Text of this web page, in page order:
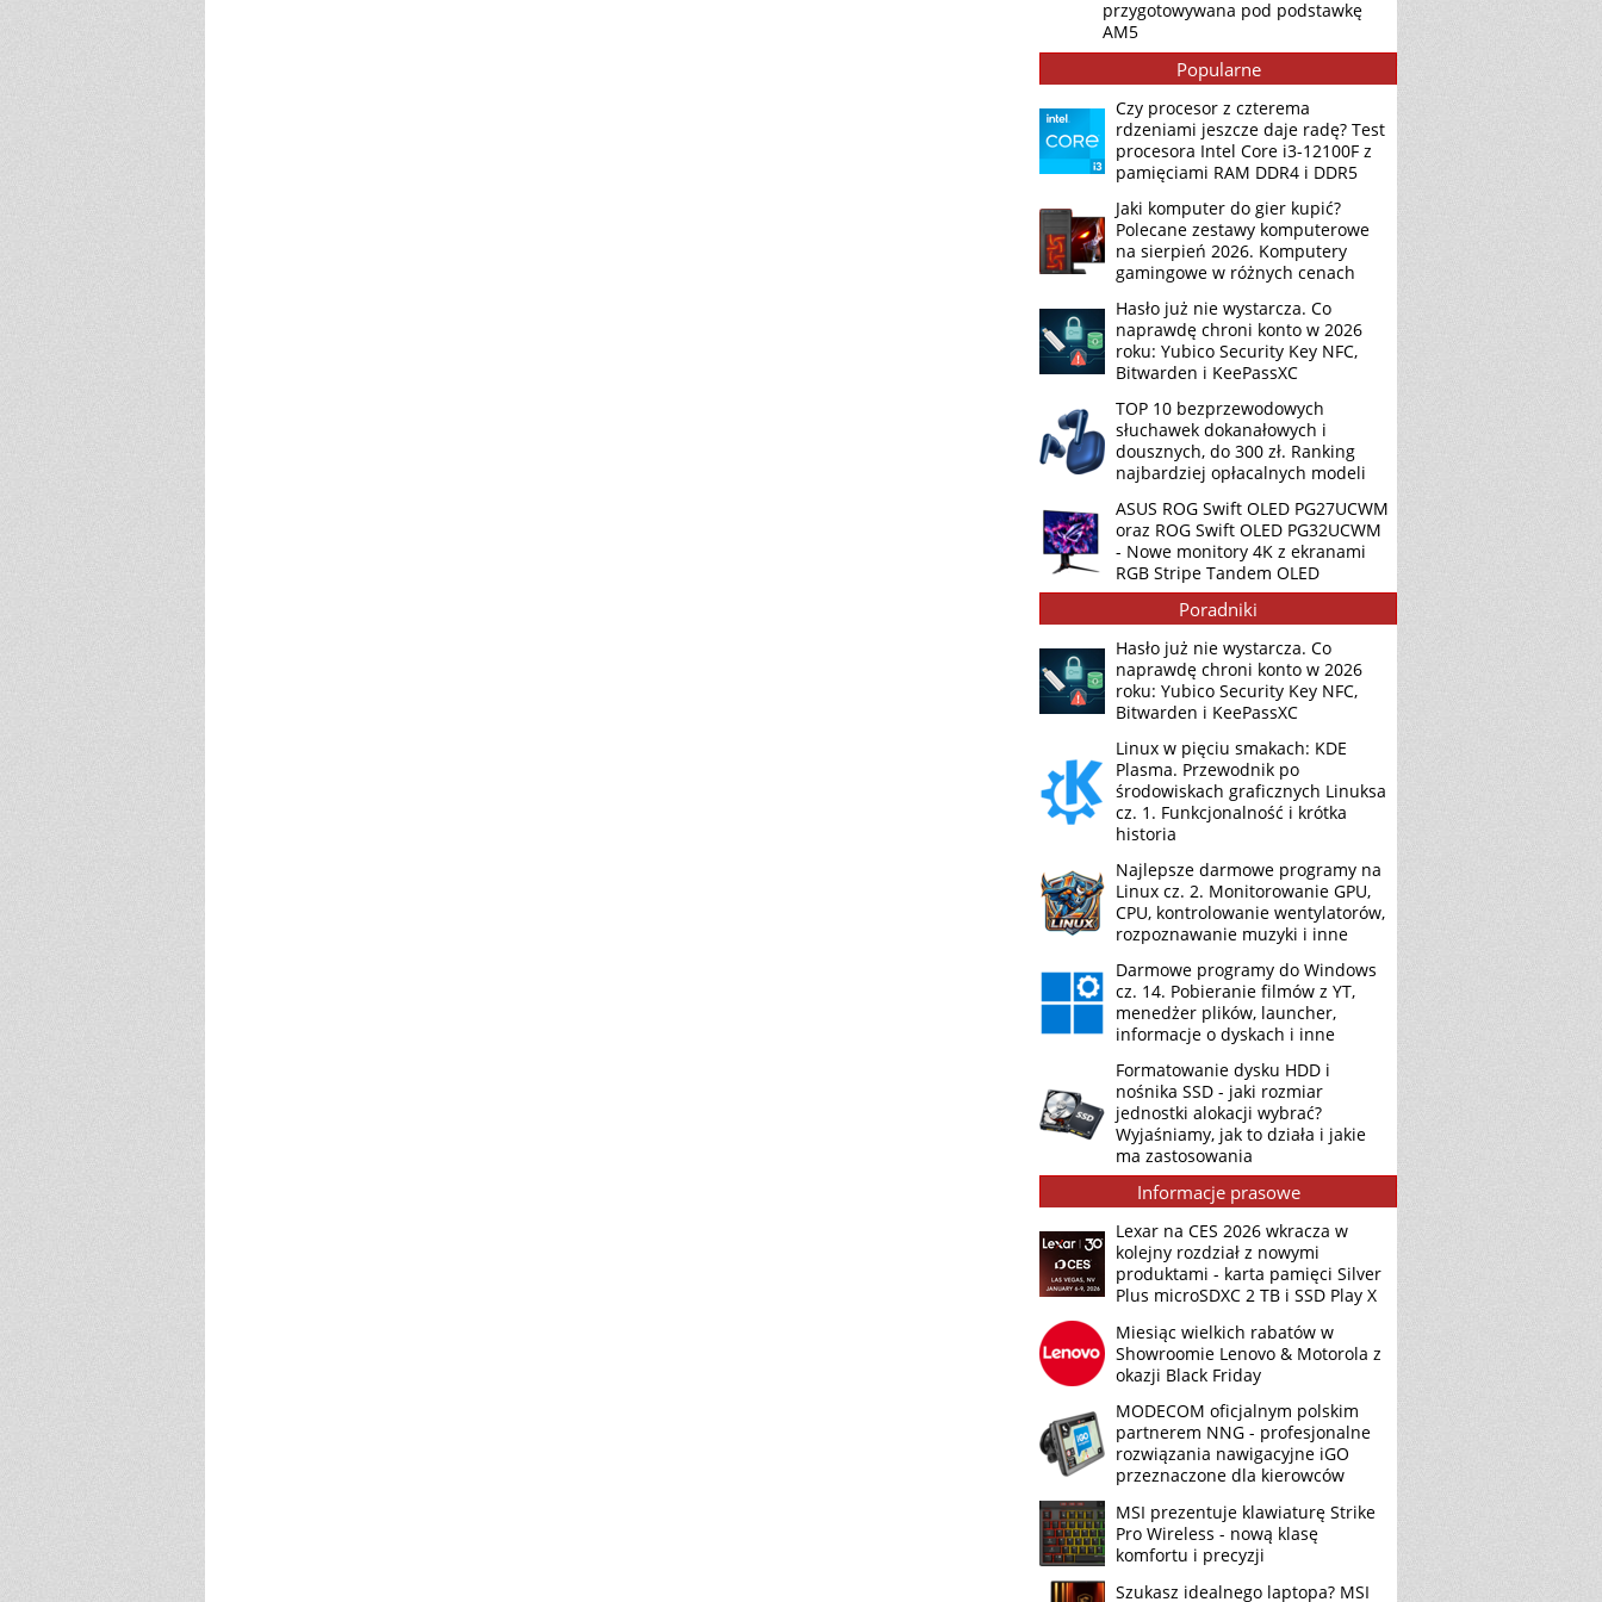
przygotowywana pod podstawkę
AM5
Popularne
Czy procesor z czterema
rdzeniami jeszcze daje radę? Test
procesora Intel Core i3-12100F z
pamięciami RAM DDR4 i DDR5
Jaki komputer do gier kupić?
Polecane zestawy komputerowe
na sierpień 2026. Komputery
gamingowe w różnych cenach
Hasło już nie wystarcza. Co
naprawdę chroni konto w 2026
roku: Yubico Security Key NFC,
Bitwarden i KeePassXC
TOP 10 bezprzewodowych
słuchawek dokanałowych i
dousznych, do 300 zł. Ranking
najbardziej opłacalnych modeli
ASUS ROG Swift OLED PG27UCWM
oraz ROG Swift OLED PG32UCWM
- Nowe monitory 4K z ekranami
RGB Stripe Tandem OLED
Poradniki
Hasło już nie wystarcza. Co
naprawdę chroni konto w 2026
roku: Yubico Security Key NFC,
Bitwarden i KeePassXC
Linux w pięciu smakach: KDE
Plasma. Przewodnik po
środowiskach graficznych Linuksa
cz. 1. Funkcjonalność i krótka
historia
Najlepsze darmowe programy na
Linux cz. 2. Monitorowanie GPU,
CPU, kontrolowanie wentylatorów,
rozpoznawanie muzyki i inne
Darmowe programy do Windows
cz. 14. Pobieranie filmów z YT,
menedżer plików, launcher,
informacje o dyskach i inne
Formatowanie dysku HDD i
nośnika SSD - jaki rozmiar
jednostki alokacji wybrać?
Wyjaśniamy, jak to działa i jakie
ma zastosowania
Informacje prasowe
Lexar na CES 2026 wkracza w
kolejny rozdział z nowymi
produktami - karta pamięci Silver
Plus microSDXC 2 TB i SSD Play X
Miesiąc wielkich rabatów w
Showroomie Lenovo & Motorola z
okazji Black Friday
MODECOM oficjalnym polskim
partnerem NNG - profesjonalne
rozwiązania nawigacyjne iGO
przeznaczone dla kierowców
MSI prezentuje klawiaturę Strike
Pro Wireless - nową klasę
komfortu i precyzji
Szukasz idealnego laptopa? MSI